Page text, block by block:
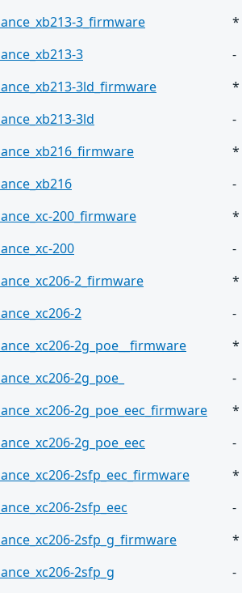
3_firmware
*
3
-
3ld_firmware
*
3ld
-
*
-
200_firmware
*
200
-
2_firmware
*
2
-
2g_poe__firmware
*
2g_poe_
-
2g_poe_eec_firmware
*
2g_poe_eec
-
2sfp_eec_firmware
*
2sfp_eec
-
2sfp_g_firmware
*
2sfp_g -